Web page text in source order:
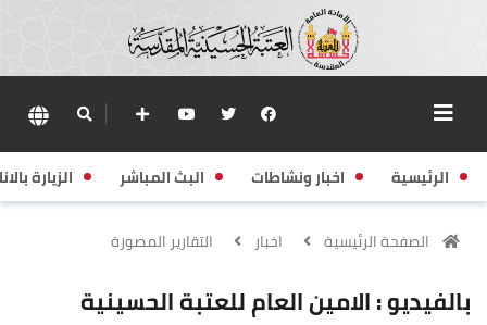
الرئيسية اخبار ونشاطات البث المباشر الزيارة
الصفحة الرئيسية اخبار التقارير المصورة
بالفيديو : الامين العام للعتبة الحسينية